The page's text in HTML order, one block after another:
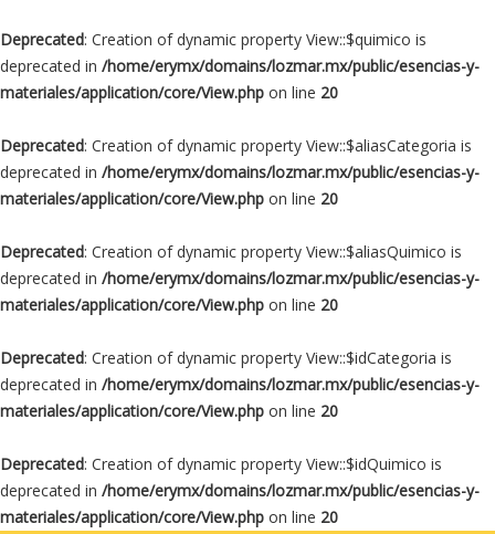
Deprecated: Creation of dynamic property View::$quimico is
deprecated in /home/erymx/domains/lozmar.mx/public/esencias-y-
materiales/application/core/View.php on line 20
Deprecated: Creation of dynamic property View::$aliasCategoria is
deprecated in /home/erymx/domains/lozmar.mx/public/esencias-y-
materiales/application/core/View.php on line 20
Deprecated: Creation of dynamic property View::$aliasQuimico is
deprecated in /home/erymx/domains/lozmar.mx/public/esencias-y-
materiales/application/core/View.php on line 20
Deprecated: Creation of dynamic property View::$idCategoria is
deprecated in /home/erymx/domains/lozmar.mx/public/esencias-y-
materiales/application/core/View.php on line 20
Deprecated: Creation of dynamic property View::$idQuimico is
deprecated in /home/erymx/domains/lozmar.mx/public/esencias-y-
materiales/application/core/View.php on line 20